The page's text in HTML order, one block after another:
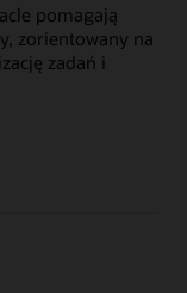
pomagają
zorientowany na
zadań i